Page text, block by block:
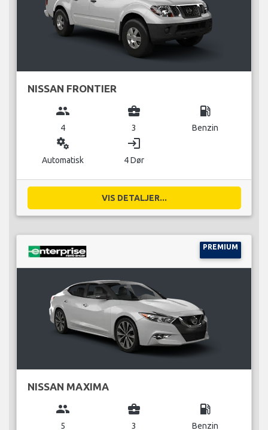
NISSAN FRONTIER
group
4
business_center
3
local_gas_station
Benzin
miscellaneous_services
Automatisk
login
4 Dør
VIS DETALJER...
PREMIUM
NISSAN MAXIMA
group
5
business_center
3
local_gas_station
Benzin